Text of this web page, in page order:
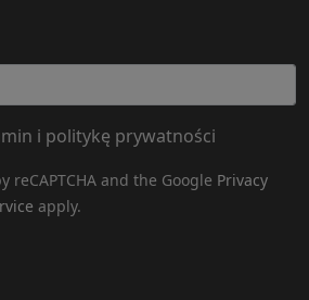
i politykę prywatności
reCAPTCHA and the Google Privacy
apply.